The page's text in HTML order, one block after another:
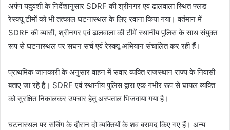
अर्पण यदुवंशी के निर्देशानुसार SDRF की श्रीनगर एवं ढालवाला स्थित फ्लड
रेस्क्यू टीमों को भी तत्काल घटनास्थल के लिए रवाना किया गया। वर्तमान में
SDRF की ब्यासी, श्रीनगर एवं ढालवाला की टीमें स्थानीय पुलिस के साथ संयुक्त
रूप से घटनास्थल पर सघन सर्च एवं रेस्क्यू अभियान संचालित कर रही हैं।
प्राथमिक जानकारी के अनुसार वाहन में सवार व्यक्ति राजस्थान राज्य के निवासी
बताए जा रहे हैं। SDRF एवं स्थानीय पुलिस द्वारा एक गंभीर रूप से घायल व्यक्ति
को सुरक्षित निकालकर उपचार हेतु अस्पताल भिजवाया गया है।
घटनास्थल पर सर्चिंग के दौरान दो व्यक्तियों के शव बरामद किए गए हैं। अन्य